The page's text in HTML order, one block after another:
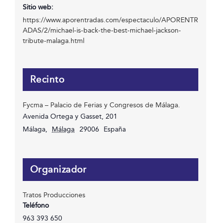
Sitio web:
https://www.aporentradas.com/espectaculo/APORENTR
ADAS/2/michael-is-back-the-best-michael-jackson-
tribute-malaga.html
Recinto
Fycma – Palacio de Ferias y Congresos de Málaga.
Avenida Ortega y Gasset, 201
Málaga, Málaga 29006 España
Organizador
Tratos Producciones
Teléfono
963 393 650